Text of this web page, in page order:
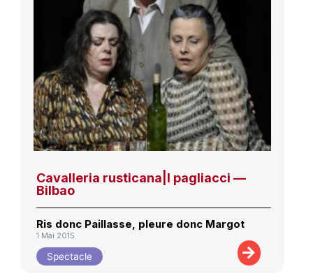
Cavalleria rusticana|I pagliacci —
Bilbao
Ris donc Paillasse, pleure donc Margot
1 Mai 2015
Spectacle